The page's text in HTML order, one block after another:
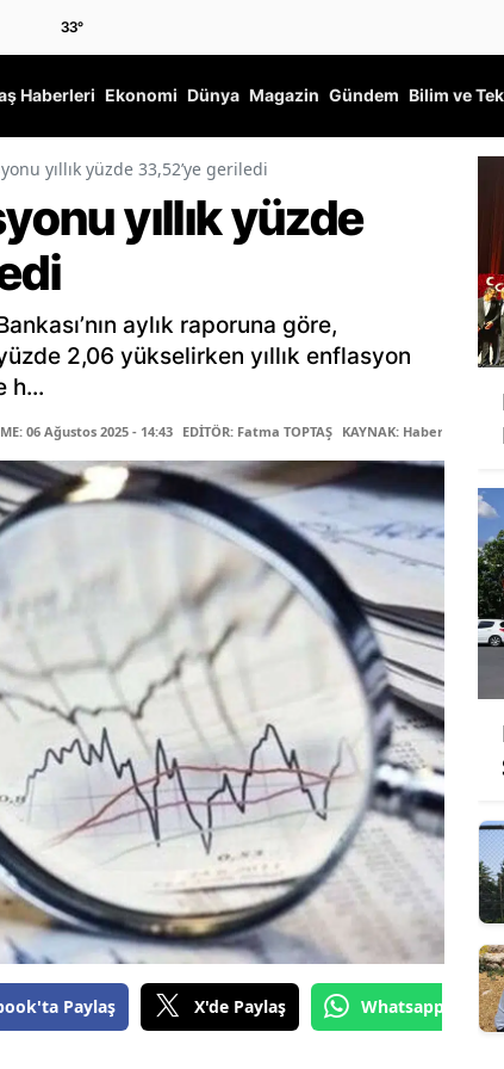
33°
Haberleri Ekonomi Dünya Magazin Gündem Bilim ve
yıllık yüzde 33,52’ye geriledi
yıllık yüzde
aylık raporuna göre,
2,06 yükselirken yıllık enflasyon
h...
06 Ağustos 2025 - 14:43 EDİTÖR: Fatma TOPTAŞ KAYNAK: Haber Merkezi
Paylaş X'de Paylaş Whatsapp'tan